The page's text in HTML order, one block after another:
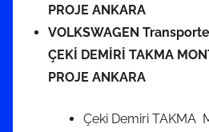
PROJE ANKARA
VOLKSWAGEN
ÇEKİ DEMİRİ TAKMA
PROJE ANKARA
Çeki Demiri TAKMA